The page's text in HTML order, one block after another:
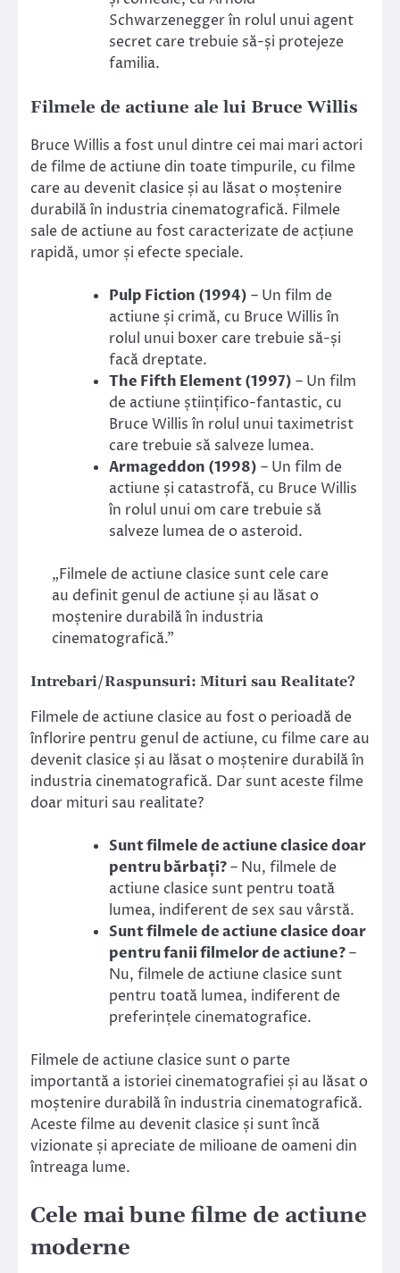
Schwarzenegger în rolul unui agent
secret care trebuie să-și protejeze
familia.
Filmele de actiune ale lui Bruce Willis
Bruce Willis a fost unul dintre cei mai mari actori
de filme de actiune din toate timpurile, cu filme
care au devenit clasice și au lăsat o moștenire
durabilă în industria cinematografică. Filmele
sale de actiune au fost caracterizate de acțiune
rapidă, umor și efecte speciale.
Pulp Fiction (1994) – Un film de
actiune și crimă, cu Bruce Willis în
rolul unui boxer care trebuie să-și
facă dreptate.
The Fifth Element (1997) – Un film
de actiune științifico-fantastic, cu
Bruce Willis în rolul unui taximetrist
care trebuie să salveze lumea.
Armageddon (1998) – Un film de
actiune și catastrofă, cu Bruce Willis
în rolul unui om care trebuie să
salveze lumea de o asteroid.
„Filmele de actiune clasice sunt cele care
au definit genul de actiune și au lăsat o
moștenire durabilă în industria
cinematografică.”
Intrebari/Raspunsuri: Mituri sau Realitate?
Filmele de actiune clasice au fost o perioadă de
înflorire pentru genul de actiune, cu filme care au
devenit clasice și au lăsat o moștenire durabilă în
industria cinematografică. Dar sunt aceste filme
doar mituri sau realitate?
Sunt filmele de actiune clasice doar
pentru bărbați?– Nu, filmele de
actiune clasice sunt pentru toată
lumea, indiferent de sex sau vârstă.
Sunt filmele de actiune clasice doar
pentru fanii filmelor de actiune?–
Nu, filmele de actiune clasice sunt
pentru toată lumea, indiferent de
preferințele cinematografice.
Filmele de actiune clasice sunt o parte
importantă a istoriei cinematografiei și au lăsat o
moștenire durabilă în industria cinematografică.
Aceste filme au devenit clasice și sunt încă
vizionate și apreciate de milioane de oameni din
întreaga lume.
Cele mai bune filme de actiune
moderne